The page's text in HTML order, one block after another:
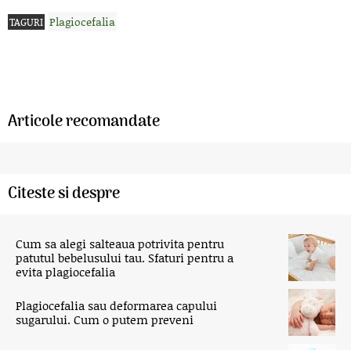
TAGURI Plagiocefalia
Articole recomandate
Citeste si despre
Cum sa alegi salteaua potrivita pentru
patutul bebelusului tau. Sfaturi pentru a
evita plagiocefalia
Plagiocefalia sau deformarea capului
sugarului. Cum o putem preveni